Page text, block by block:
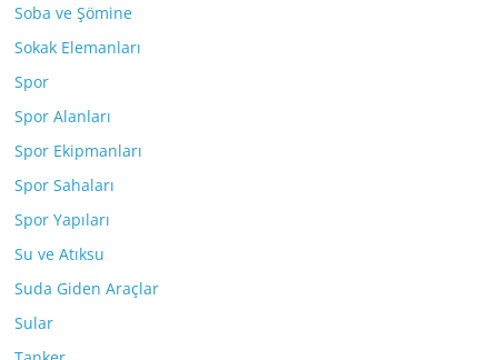
Soba ve Şömine
Sokak Elemanları
Spor
Spor Alanları
Spor Ekipmanları
Spor Sahaları
Spor Yapıları
Su ve Atıksu
Suda Giden Araçlar
Sular